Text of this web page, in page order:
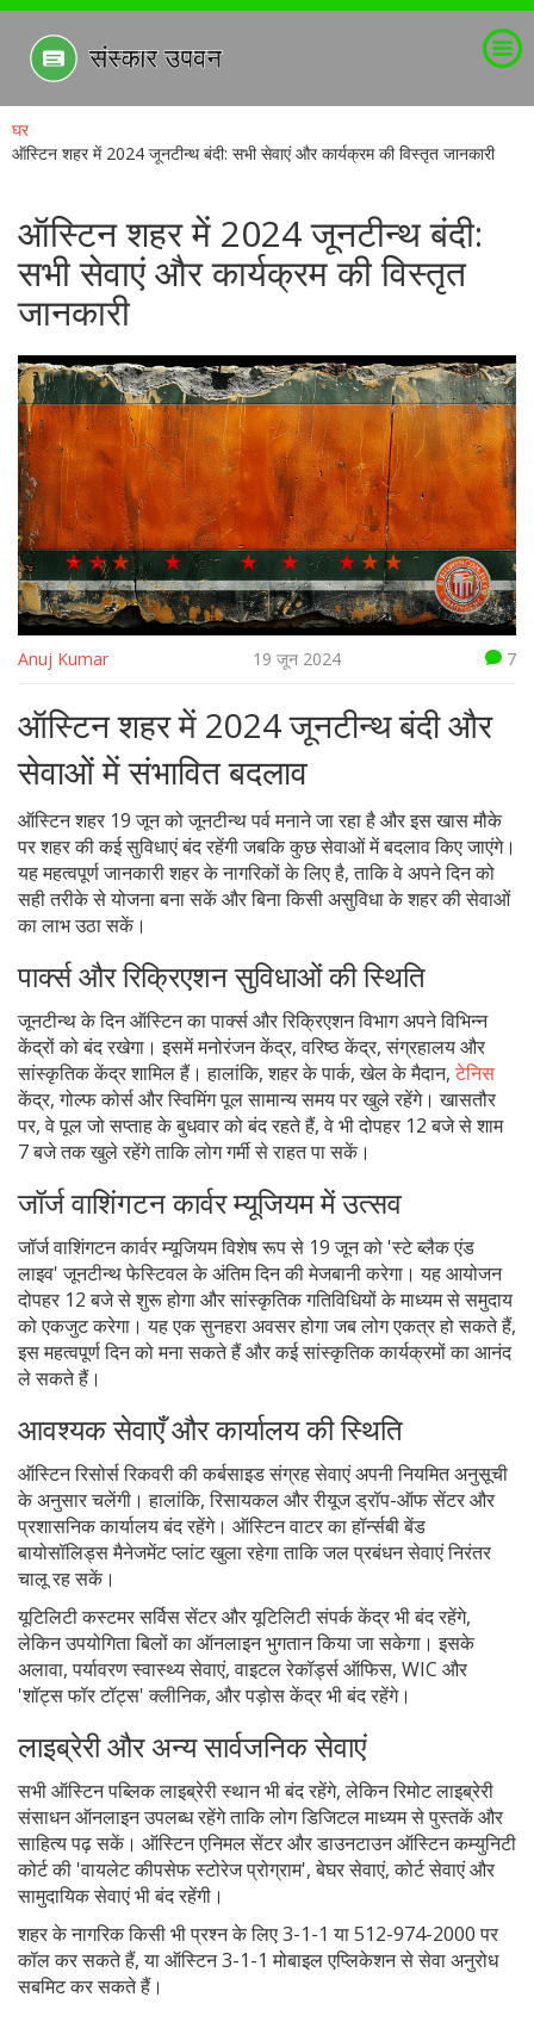
घर
ऑस्टिन शहर में 2024 जूनटीन्थ बंदी: सभी सेवाएं और कार्यक्रम की विस्तृत जानकारी
ऑस्टिन शहर में 2024 जूनटीन्थ बंदी:
सभी सेवाएं और कार्यक्रम की विस्तृत
जानकारी
Anuj Kumar 19 जून 2024 7
ऑस्टिन शहर में 2024 जूनटीन्थ बंदी और
सेवाओं में संभावित बदलाव
ऑस्टिन शहर 19 जून को जूनटीन्थ पर्व मनाने जा रहा है और इस खास मौके
पर शहर की कई सुविधाएं बंद रहेंगी जबकि कुछ सेवाओं में बदलाव किए जाएंगे।
यह महत्वपूर्ण जानकारी शहर के नागरिकों के लिए है, ताकि वे अपने दिन को
सही तरीके से योजना बना सकें और बिना किसी असुविधा के शहर की सेवाओं
का लाभ उठा सकें।
पार्क्स और रिक्रिएशन सुविधाओं की स्थिति
जूनटीन्थ के दिन ऑस्टिन का पार्क्स और रिक्रिएशन विभाग अपने विभिन्न
केंद्रों को बंद रखेगा। इसमें मनोरंजन केंद्र, वरिष्ठ केंद्र, संग्रहालय और
सांस्कृतिक केंद्र शामिल हैं। हालांकि, शहर के पार्क, खेल के मैदान,टेनिस
केंद्र, गोल्फ कोर्स और स्विमिंग पूल सामान्य समय पर खुले रहेंगे। खासतौर
पर, वे पूल जो सप्ताह के बुधवार को बंद रहते हैं, वे भी दोपहर 12 बजे से शाम
7 बजे तक खुले रहेंगे ताकि लोग गर्मी से राहत पा सकें।
जॉर्ज वाशिंगटन कार्वर म्यूजियम में उत्सव
जॉर्ज वाशिंगटन कार्वर म्यूजियम विशेष रूप से 19 जून को 'स्टे ब्लैक एंड
लाइव' जूनटीन्थ फेस्टिवल के अंतिम दिन की मेजबानी करेगा। यह आयोजन
दोपहर 12 बजे से शुरू होगा और सांस्कृतिक गतिविधियों के माध्यम से समुदाय
को एकजुट करेगा। यह एक सुनहरा अवसर होगा जब लोग एकत्र हो सकते हैं,
इस महत्वपूर्ण दिन को मना सकते हैं और कई सांस्कृतिक कार्यक्रमों का आनंद
ले सकते हैं।
आवश्यक सेवाएँ और कार्यालय की स्थिति
ऑस्टिन रिसोर्स रिकवरी की कर्बसाइड संग्रह सेवाएं अपनी नियमित अनुसूची
के अनुसार चलेंगी। हालांकि, रिसायकल और रीयूज ड्रॉप-ऑफ सेंटर और
प्रशासनिक कार्यालय बंद रहेंगे। ऑस्टिन वाटर का हॉर्न्सबी बेंड
बायोसॉलिड्स मैनेजमेंट प्लांट खुला रहेगा ताकि जल प्रबंधन सेवाएं निरंतर
चालू रह सकें।
यूटिलिटी कस्टमर सर्विस सेंटर और यूटिलिटी संपर्क केंद्र भी बंद रहेंगे,
लेकिन उपयोगिता बिलों का ऑनलाइन भुगतान किया जा सकेगा। इसके
अलावा, पर्यावरण स्वास्थ्य सेवाएं, वाइटल रेकॉर्ड्स ऑफिस, WIC और
'शॉट्स फॉर टॉट्स' क्लीनिक, और पड़ोस केंद्र भी बंद रहेंगे।
लाइब्रेरी और अन्य सार्वजनिक सेवाएं
सभी ऑस्टिन पब्लिक लाइब्रेरी स्थान भी बंद रहेंगे, लेकिन रिमोट लाइब्रेरी
संसाधन ऑनलाइन उपलब्ध रहेंगे ताकि लोग डिजिटल माध्यम से पुस्तकें और
साहित्य पढ़ सकें। ऑस्टिन एनिमल सेंटर और डाउनटाउन ऑस्टिन कम्युनिटी
कोर्ट की 'वायलेट कीपसेफ स्टोरेज प्रोग्राम', बेघर सेवाएं, कोर्ट सेवाएं और
सामुदायिक सेवाएं भी बंद रहेंगी।
शहर के नागरिक किसी भी प्रश्न के लिए 3-1-1 या 512-974-2000 पर
कॉल कर सकते हैं, या ऑस्टिन 3-1-1 मोबाइल एप्लिकेशन से सेवा अनुरोध
सबमिट कर सकते हैं।